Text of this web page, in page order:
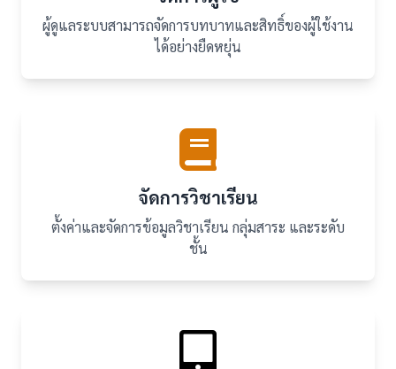
ผู้ดูแลระบบสามารถจัดการบทบาทและสิทธิ์ของผู้ใช้งาน
ได้อย่างยืดหยุ่น
จัดการวิชาเรียน
ตั้งค่าและจัดการข้อมูลวิชาเรียน กลุ่มสาระ และระดับ
ชั้น